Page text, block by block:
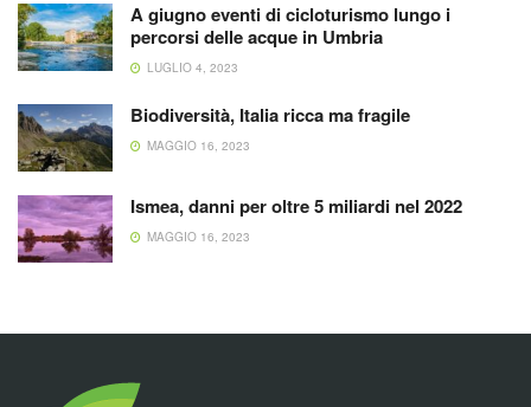
A giugno eventi di cicloturismo lungo i
percorsi delle acque in Umbria
LUGLIO 4, 2023
Biodiversità, Italia ricca ma fragile
MAGGIO 16, 2023
Ismea, danni per oltre 5 miliardi nel 2022
MAGGIO 16, 2023